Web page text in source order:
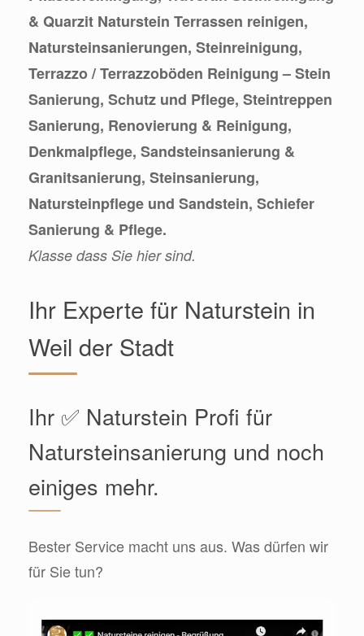
& Quarzit Naturstein Terrassen reinigen,
Natursteinsanierungen, Steinreinigung,
Terrazzo / Terrazzoböden Reinigung – Stein
Sanierung, Schutz und Pflege, Steintreppen
Sanierung, Renovierung & Reinigung,
Denkmalpflege, Sandsteinsanierung &
Granitsanierung, Steinsanierung,
Natursteinpflege und Sandstein, Schiefer
Sanierung & Pflege.
Klasse dass Sie hier sind.
Ihr Experte für Naturstein in
Weil der Stadt
Ihr ✅ Naturstein Profi für
Natursteinsanierung und noch
einiges mehr.
Bester Service macht uns aus. Was dürfen wir
für Sie tun?